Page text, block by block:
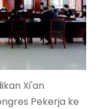
Xi'an
Pekerja ke